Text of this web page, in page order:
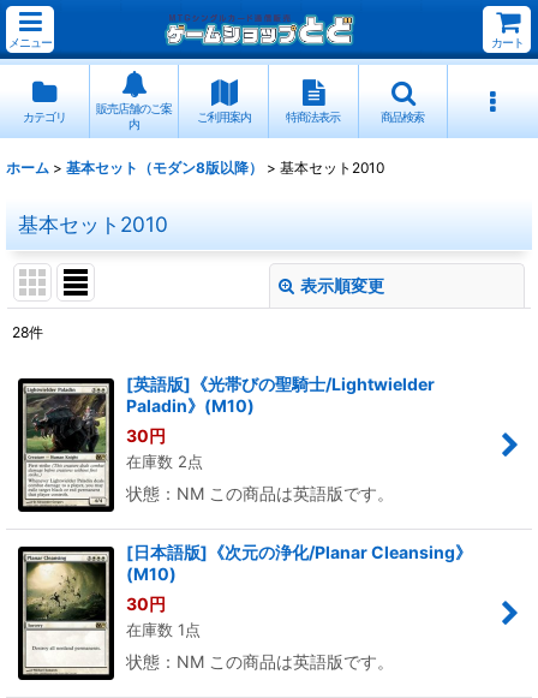
メニュー カート
カテゴリ
販売店舗のご案
内
ご利用案内 特商法表示 商品検索
ホーム > 基本セット（モダン8版以降） > 基本セット2010
基本セット2010
表示順変更
並び順:
絞り込む
28件
[英語版]《光帯びの聖騎士/Lightwielder
Paladin》(M10)
30円
在庫数 2点
状態：NM この商品は英語版です。
[日本語版]《次元の浄化/Planar Cleansing》
(M10)
30円
在庫数 1点
状態：NM この商品は英語版です。